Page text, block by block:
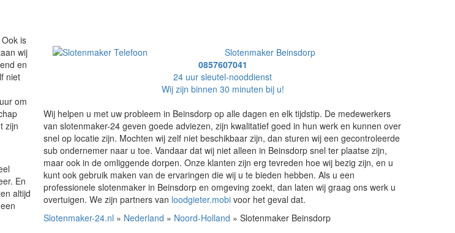
is
wij
en
niet
om
zijn
En
altijd
Slotenmaker Beinsdorp
0857607041
24 uur sleutel-nooddienst
Wij zijn binnen 30 minuten bij u!
Wij helpen u met uw probleem in Beinsdorp op alle dagen en elk tijdstip. De medewerkers
van slotenmaker-24 geven goede adviezen, zijn kwalitatief goed in hun werk en kunnen over
snel op locatie zijn. Mochten wij zelf niet beschikbaar zijn, dan sturen wij een gecontroleerde
sub ondernemer naar u toe. Vandaar dat wij niet alleen in Beinsdorp snel ter plaatse zijn,
maar ook in de omliggende dorpen. Onze klanten zijn erg tevreden hoe wij bezig zijn, en u
kunt ook gebruik maken van de ervaringen die wij u te bieden hebben. Als u een
professionele slotenmaker in Beinsdorp en omgeving zoekt, dan laten wij graag ons werk u
overtuigen. We zijn partners van loodgieter.mobi voor het geval dat.
Slotenmaker-24.nl » Nederland » Noord-Holland » Slotenmaker Beinsdorp